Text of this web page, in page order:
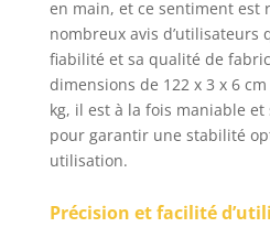
en main, et ce sentiment est
nombreux avis d’utilisateurs
fiabilité et sa qualité de
dimensions de 122 x 3 x 6
kg, il est à la fois maniable
pour garantir une stabilité
utilisation.
Précision et facilité